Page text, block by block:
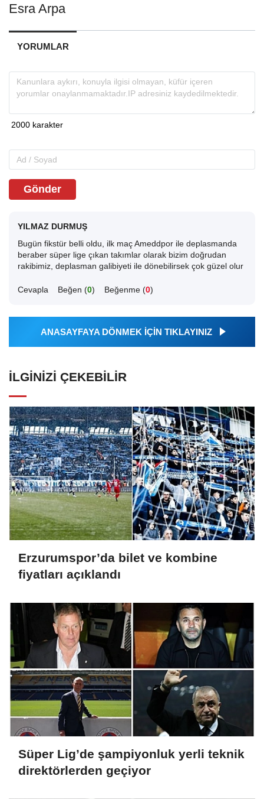
Esra Arpa
YORUMLAR
Gönder
YILMAZ DURMUŞ
Bugün fikstür belli oldu, ilk maç Ameddpor ile deplasmanda
beraber süper lige çıkan takımlar olarak bizim doğrudan
rakibimiz, deplasman galibiyeti ile dönebilirsek çok güzel olur
Cevapla Beğen (0) Beğenme (0)
ANASAYFAYA DÖNMEK İÇİN TIKLAYINIZ
İLGINIZI ÇEKEBILIR
Erzurumspor’da bilet ve kombine
fiyatları açıklandı
Süper Lig’de şampiyonluk yerli teknik
direktörlerden geçiyor